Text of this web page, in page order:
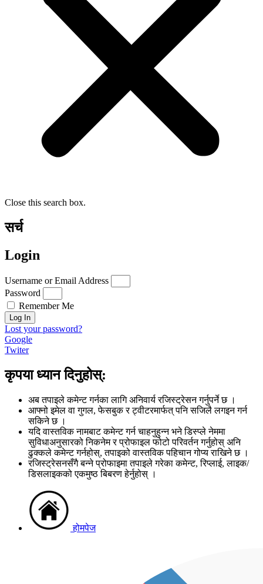
Close this search box.
सर्च
Login
Username or Email Address
Password
Remember Me
Log In
Lost your password?
Google
Twiter
कृपया ध्यान दिनुहोस्:
अब तपाइले कमेन्ट गर्नका लागि अनिवार्य रजिस्ट्रेसन गर्नुपर्ने छ ।
आफ्नो इमेल वा गुगल, फेसबुक र ट्वीटरमार्फत् पनि सजिलै लगइन गर्न
सकिने छ ।
यदि वास्तविक नामबाट कमेन्ट गर्न चाहनुहुन्न भने डिस्प्ले नेममा
सुविधाअनुसारको निकनेम र प्रोफाइल फोटो परिवर्तन गर्नुहोस् अनि
ढुक्कले कमेन्ट गर्नहोस्, तपाइको वास्तविक पहिचान गोप्य राखिने छ ।
रजिस्ट्रेसनसँगै बन्ने प्रोफाइमा तपाइले गरेका कमेन्ट, रिप्लाई, लाइक/
डिसलाइकको एकमुष्ठ बिबरण हेर्नुहोस् ।
होमपेज